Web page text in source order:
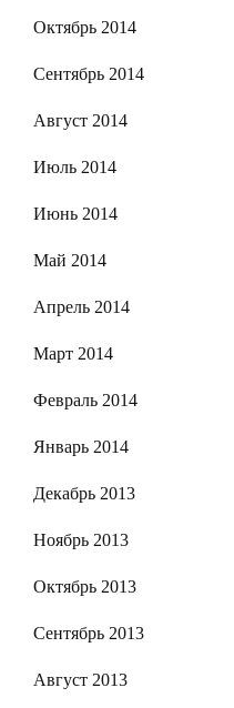
Октябрь 2014
Сентябрь 2014
Август 2014
Июль 2014
Июнь 2014
Май 2014
Апрель 2014
Март 2014
Февраль 2014
Январь 2014
Декабрь 2013
Ноябрь 2013
Октябрь 2013
Сентябрь 2013
Август 2013